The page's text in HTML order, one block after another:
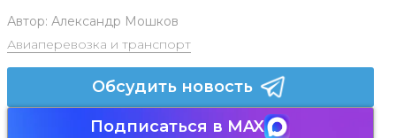
Автор: Александр Мошков
Авиаперевозка и транспорт
Обсудить новость
Подписаться в MAX